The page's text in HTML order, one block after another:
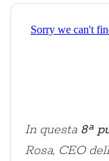
In questa 8ª
Rosa, CEO